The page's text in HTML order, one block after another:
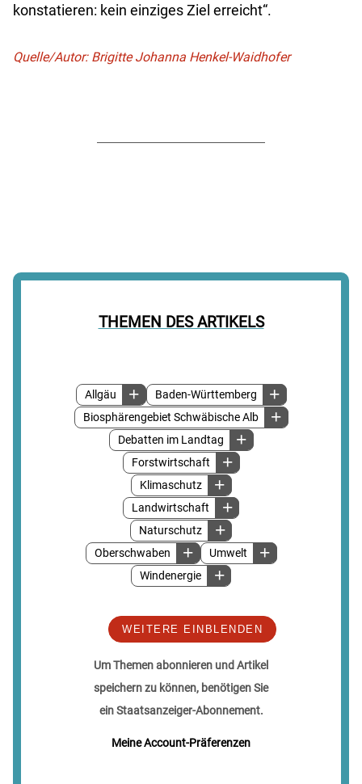
THEMEN DES ARTIKELS
Allgäu
Baden-Württemberg
Biosphärengebiet Schwäbische Alb
Debatten im Landtag
Forstwirtschaft
Klimaschutz
Landwirtschaft
Naturschutz
Oberschwaben
Umwelt
Windenergie
WEITERE EINBLENDEN
Um Themen abonnieren und Artikel
speichern zu können, benötigen Sie
ein Staatsanzeiger-Abonnement.
Meine Account-Präferenzen
konstatieren: kein einziges Ziel erreicht“.
Quelle/Autor: Brigitte Johanna Henkel-Waidhofer